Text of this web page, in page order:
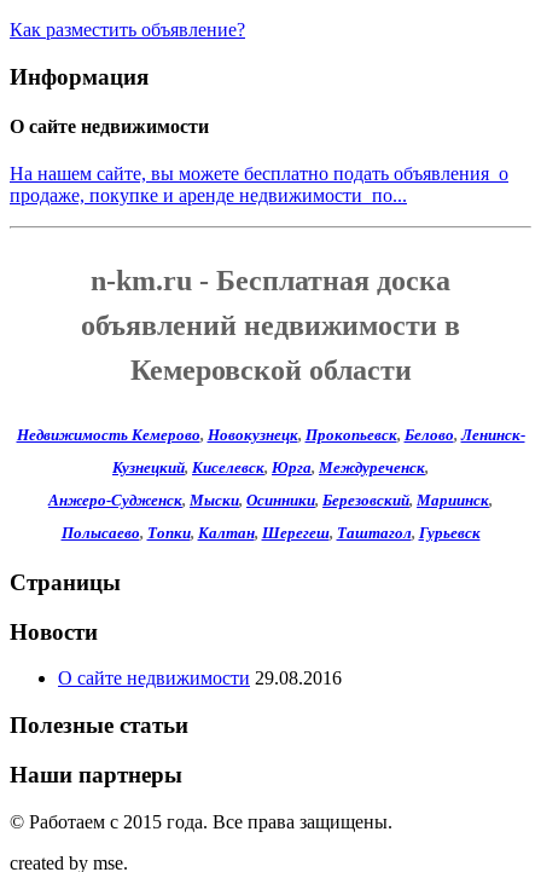
Как разместить объявление?
Информация
О сайте недвижимости
На нашем сайте, вы можете бесплатно подать объявления о
продаже, покупке и аренде недвижимости по...
n-km.ru - Бесплатная доска
объявлений недвижимости в
Кемеровской области
Недвижимость Кемерово, Новокузнецк, Прокопьевск, Белово,Ленинск-
Кузнецкий, Киселевск, Юрга, Междуреченск,
Анжеро-Судженск, Мыски, Осинники, Березовский, Мариинск,
Полысаево, Топки, Калтан, Шерегеш, Таштагол, Гурьевск
Страницы
Новости
О сайте недвижимости 29.08.2016
Полезные статьи
Наши партнеры
© Работаем c 2015 года. Все права защищены.
created by mse.